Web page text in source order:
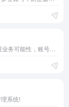
系统!